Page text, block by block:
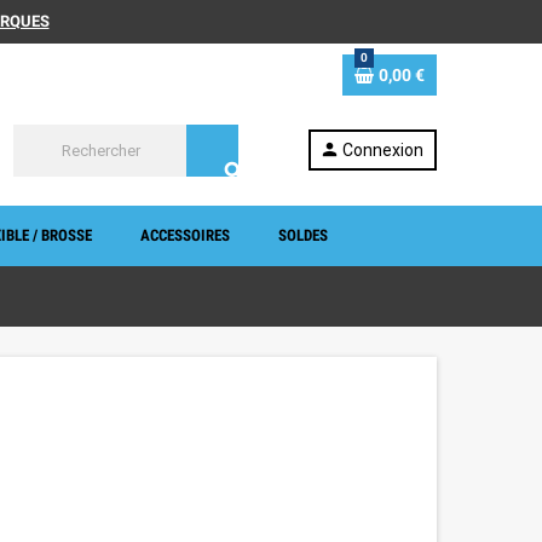
0
0,00 €
search
person Connexion
/ BROSSE ACCESSOIRES SOLDES